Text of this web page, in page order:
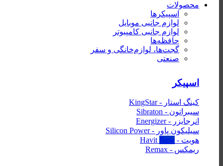
محصولات
اسپیکرها
لوازم جانبی موبایل
لوازم جانبی کامپیوتر
حافظه‌ها
گجت‌ها، لوازم‌خانگی‌ و سفر
صنعتی
اسپیکر
کینگ استار - KingStar
سیبراتون - Sibraton
انرجایزر - Energizer
سیلیکون پاور - Silicon Power
هویت - Havit
ریمکس - Remax